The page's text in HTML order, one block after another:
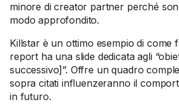
minore di creator partner perché
modo approfondito.
Killstar è un ottimo esempio di come
report ha una slide dedicata agli
successivo]”. Offre un quadro
sopra citati influenzeranno il
in futuro.